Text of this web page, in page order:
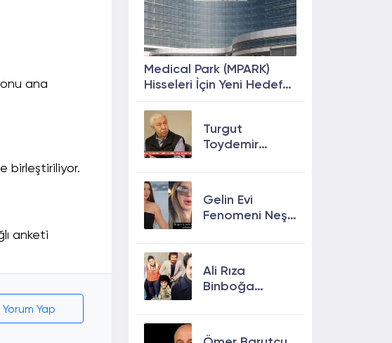
ana
birleştiriliyor.
anketi
Yorum Yap
Medical Park (MPARK)
Hisseleri İçin Yeni Hedef
Potansiyeli
Turgut
Toydemir
Gelin Evi
Fenomeni Neşe
neden öldü?
Ali Rıza
Binboğa
Kalmasın